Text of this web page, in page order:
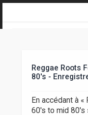
Reggae Roots
80's -
En accédant à
60's to mid 80's